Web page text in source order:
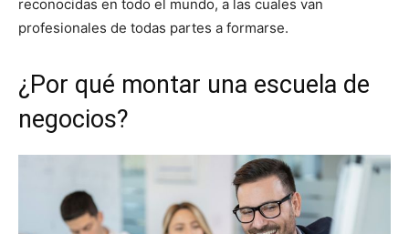
reconocidas en todo el mundo, a las cuales van
profesionales de todas partes a formarse.
¿Por qué montar una escuela de
negocios?